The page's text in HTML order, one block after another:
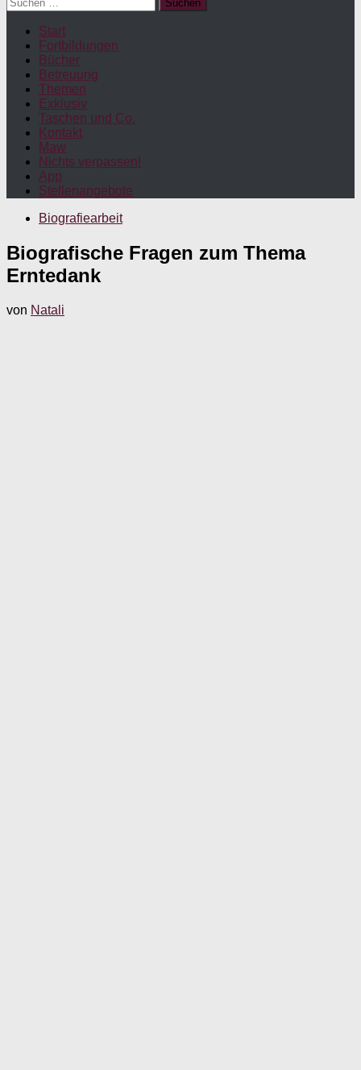
nach:
Start
Fortbildungen
Bücher
Betreuung
Themen
Exklusiv
Taschen und Co.
Kontakt
Maw
Nichts verpassen!
App
Stellenangebote
Biografiearbeit
Biografische Fragen zum Thema
Erntedank
von Natali